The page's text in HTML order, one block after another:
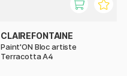
CLAIREFONTAINE
Paint'ON Bloc artiste
Terracotta A4